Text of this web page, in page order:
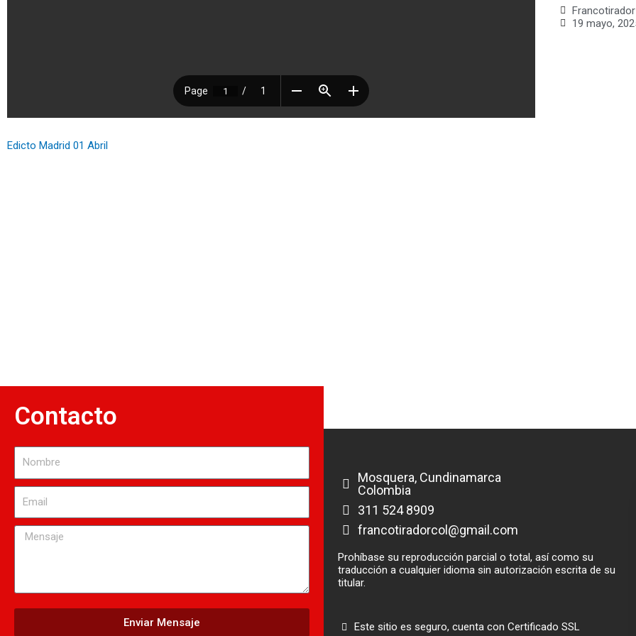
Edicto Madrid 01 Abril
Francotirador
19 mayo,
Contacto
Mensaje
Enviar Mensaje
Mosquera, Cundinamarca
Colombia
311 524 8909
francotiradorcol@gmail.com
Prohíbase su reproducción parcial o total, así como su
traducción a cualquier idioma sin autorización escrita de su
titular.
Este sitio es seguro, cuenta con Certificado SSL